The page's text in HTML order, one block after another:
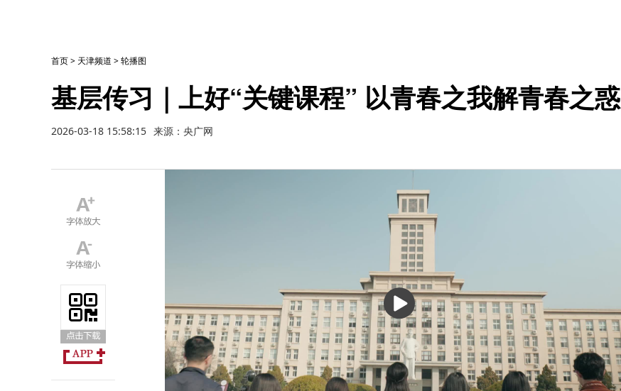
首页> 天津频道 >轮播图
基层传习｜上好“关键课程” 以青春之我解青春之惑
2026-03-18 15:58:15 来源：央广网
播
放